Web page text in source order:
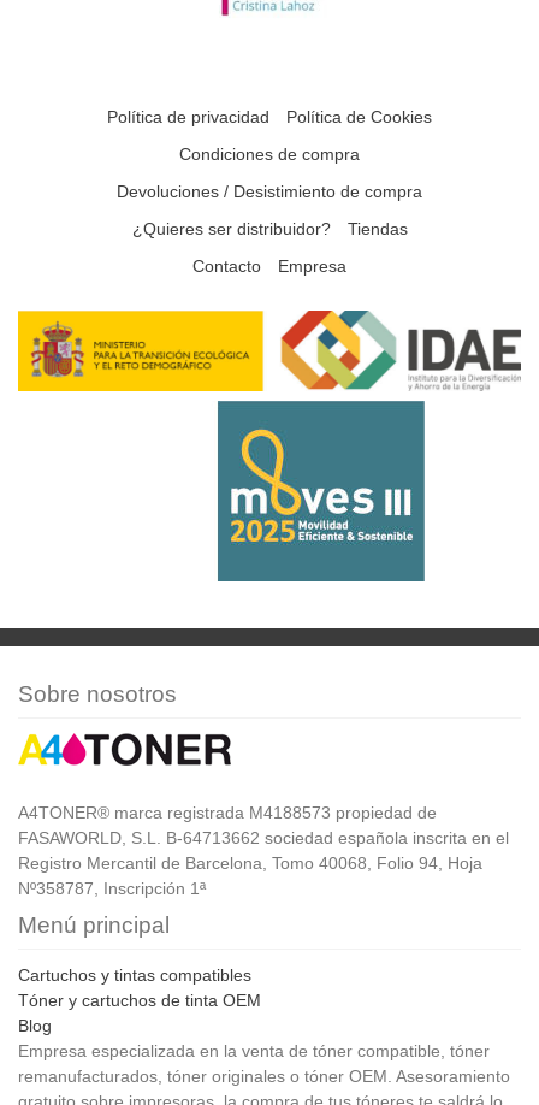
Política de privacidad
Política de Cookies
Condiciones de compra
Devoluciones / Desistimiento de compra
¿Quieres ser distribuidor?
Tiendas
Contacto
Empresa
Sobre nosotros
A4TONER® marca registrada M4188573 propiedad de
FASAWORLD, S.L. B-64713662 sociedad española inscrita en el
Registro Mercantil de Barcelona, Tomo 40068, Folio 94, Hoja
Nº358787, Inscripción 1ª
Menú principal
Cartuchos y tintas compatibles
Tóner y cartuchos de tinta OEM
Blog
Empresa especializada en la venta de tóner compatible, tóner
remanufacturados, tóner originales o tóner OEM. Asesoramiento